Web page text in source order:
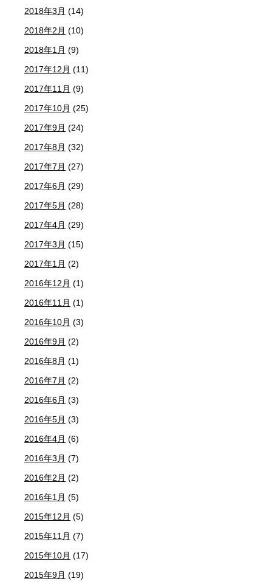
2018年3月 (14)
2018年2月 (10)
2018年1月 (9)
2017年12月 (11)
2017年11月 (9)
2017年10月 (25)
2017年9月 (24)
2017年8月 (32)
2017年7月 (27)
2017年6月 (29)
2017年5月 (28)
2017年4月 (29)
2017年3月 (15)
2017年1月 (2)
2016年12月 (1)
2016年11月 (1)
2016年10月 (3)
2016年9月 (2)
2016年8月 (1)
2016年7月 (2)
2016年6月 (3)
2016年5月 (3)
2016年4月 (6)
2016年3月 (7)
2016年2月 (2)
2016年1月 (5)
2015年12月 (5)
2015年11月 (7)
2015年10月 (17)
2015年9月 (19)